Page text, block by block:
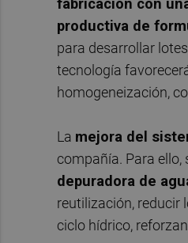
fabricación con
productiva de
para desarrollar
tecnología
homogeneización,
La mejora del
compañía. Para
depuradora de
reutilización, reducir
ciclo hídrico,